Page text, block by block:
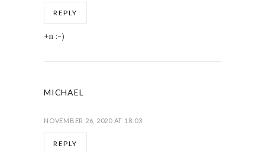
REPLY
+n :-)
MICHAEL
NOVEMBER 26, 2020 AT 18:03
REPLY